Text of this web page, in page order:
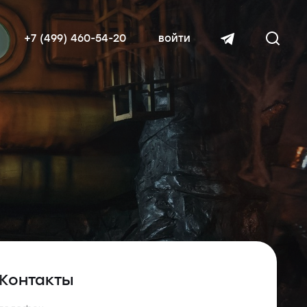
читать далее
+7 (499) 460-54-20 войти
Контакты